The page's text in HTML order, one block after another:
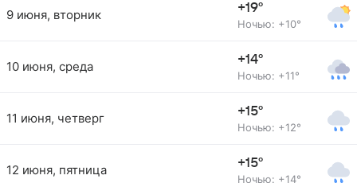
9 июня, вторник +19°
Ночью: +10°
10 июня, среда +14°
Ночью: +11°
11 июня, четверг +15°
Ночью: +12°
12 июня, пятница +15°
Ночью: +14°